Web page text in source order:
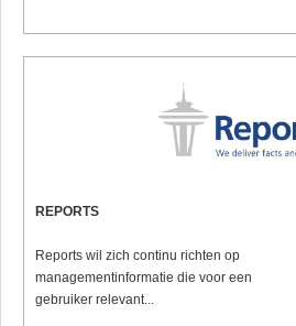
REPORTS
Reports wil zich continu richten op
managementinformatie die voor een
gebruiker relevant...